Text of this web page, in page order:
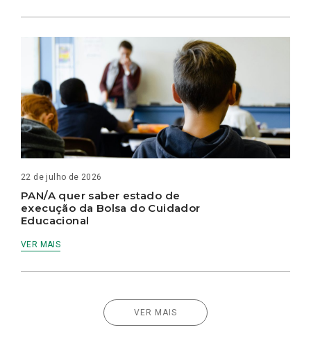
22 de julho de 2026
PAN/A quer saber estado de
execução da Bolsa do Cuidador
Educacional
VER MAIS
VER MAIS